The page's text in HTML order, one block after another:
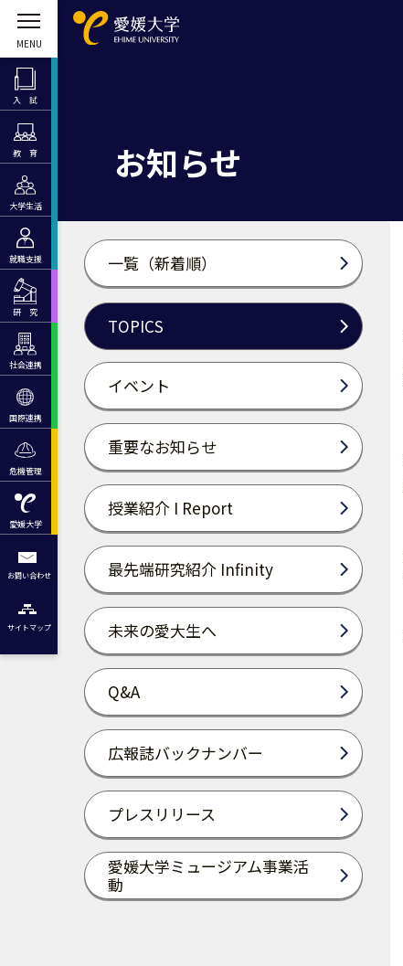
入 試
教 育
大学生活
就職支援
研 究
社会連携
国際連携
危機管理
愛媛大学
お問い合わせ
サイトマップ
お知らせ
一覧（新着順）
TOPICS
イベント
重要なお知らせ
授業紹介 I Report
最先端研究紹介 Infinity
未来の愛大生へ
Q&A
広報誌バックナンバー
プレスリリース
愛媛大学ミュージアム事業活
動